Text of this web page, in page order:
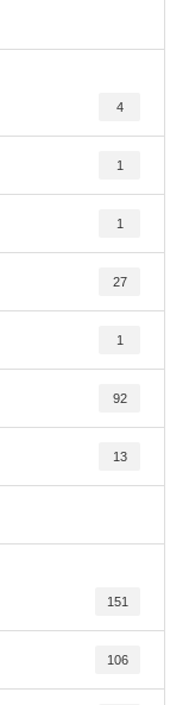
4
1
1
27
1
92
13
151
106